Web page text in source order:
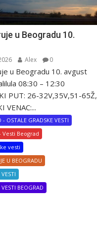
u Beogradu 10.
Alex 0
u Beogradu 10. avgust
08:30 – 12:30
PUT: 26-32V,35V,51-65Ž,
VENAC:...
- OSTALE GRADSKE VESTI
Vesti Beograd
vesti
U BEOGRADU
VESTI BEOGRAD